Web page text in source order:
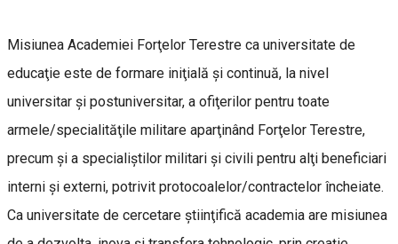
Misiunea Academiei Forţelor Terestre ca universitate de
educaţie este de formare iniţială şi continuă, la nivel
universitar şi postuniversitar, a ofiţerilor pentru toate
armele/specialităţile militare aparţinând Forţelor Terestre,
precum şi a specialiştilor militari şi civili pentru alţi beneficiari
interni şi externi, potrivit protocoalelor/contractelor încheiate.
Ca universitate de cercetare ştiinţifică academia are misiunea